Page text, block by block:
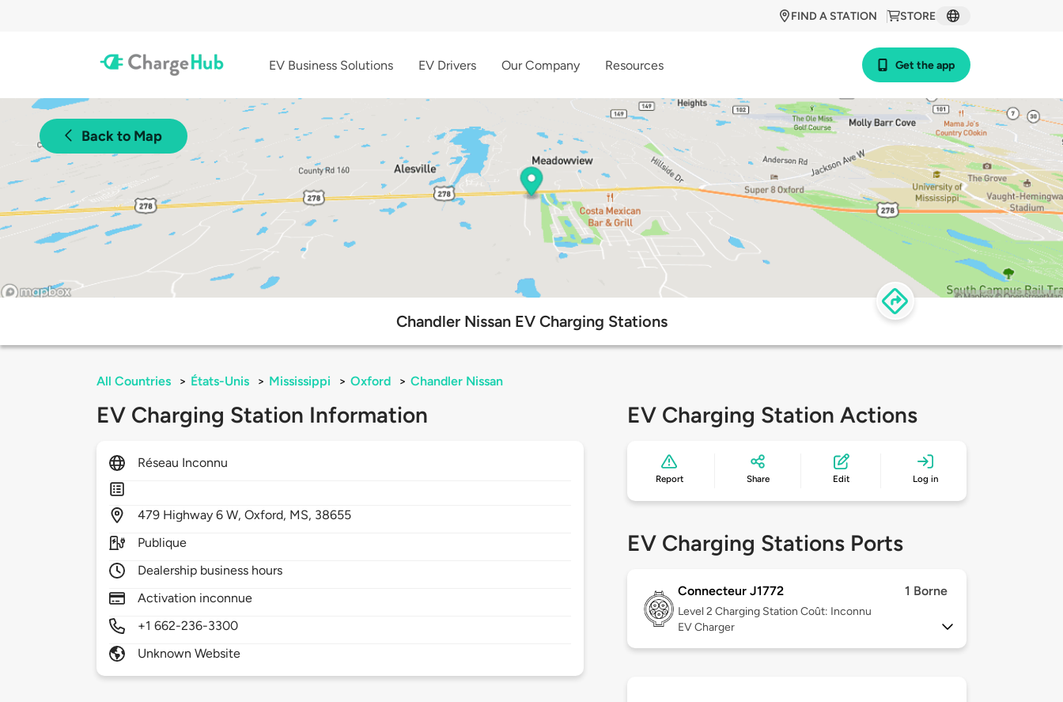
STORE
FIND A STATION
EV Business Solutions EV Drivers Our Company Resources Get the app
Back to Map
Chandler Nissan EV Charging Stations
All Countries > États-Unis > Mississippi > Oxford > Chandler Nissan
EV Charging Station Information
Réseau Inconnu
479 Highway 6 W,Oxford, MS, 38655
Publique
Dealership business hours
Activation inconnue
+1 662-236-3300
Unknown Website
EV Charging Station Actions
Report Share Edit Log in
EV Charging Stations Ports
Connecteur J1772 1 Borne
Level 2 Charging Station Coût: Inconnu
EV Charger